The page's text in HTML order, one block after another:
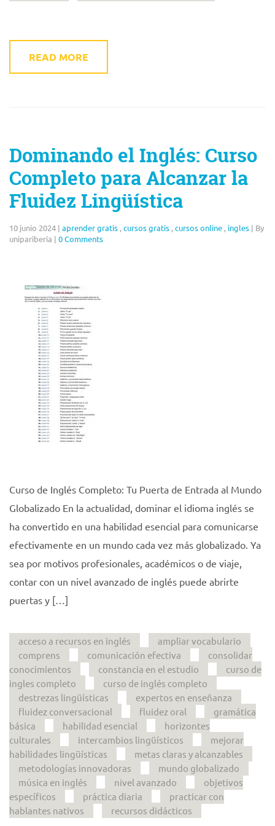
READ MORE
Dominando el Inglés: Curso
Completo para Alcanzar la
Fluidez Lingüística
10 junio 2024 | aprender gratis ,cursos gratis ,cursos online , ingles | By
unipariberia | 0 Comments
Curso de Inglés Completo: Tu Puerta de Entrada al Mundo
Globalizado En la actualidad, dominar el idioma inglés se
ha convertido en una habilidad esencial para comunicarse
efectivamente en un mundo cada vez más globalizado. Ya
sea por motivos profesionales, académicos o de viaje,
contar con un nivel avanzado de inglés puede abrirte
puertas y […]
acceso a recursos en inglés
ampliar vocabulario
comprens
comunicación efectiva
consolidar
conocimientos
constancia en el estudio
curso de
ingles completo
curso de inglés completo
destrezas lingüísticas
expertos en enseñanza
fluidez conversacional
fluidez oral
gramática
básica
habilidad esencial
horizontes
culturales
intercambios lingüísticos
mejorar
habilidades lingüísticas
metas claras y alcanzables
metodologías innovadoras
mundo globalizado
música en inglés
nivel avanzado
objetivos
específicos
práctica diaria
practicar con
hablantes nativos
recursos didácticos